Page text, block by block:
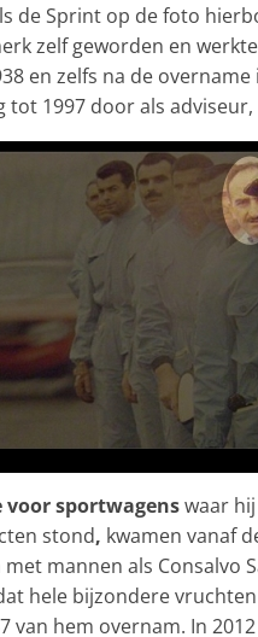
de Sprint op de foto
zelf geworden en
en zelfs na de
tot 1997 door als
voor sportwagenswaar
stond, kwamen vanaf
met mannen als Consalvo
hele bijzondere
van hem overnam. In